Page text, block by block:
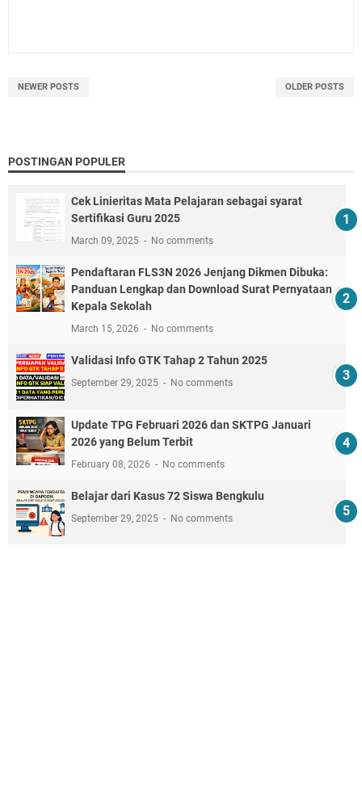
NEWER POSTS OLDER POSTS
POSTINGAN POPULER
Cek Linieritas Mata Pelajaran sebagai syarat
Sertifikasi Guru 2025
March 09, 2025 No comments
Pendaftaran FLS3N 2026 Jenjang Dikmen Dibuka:
Panduan Lengkap dan Download Surat Pernyataan
Kepala Sekolah
March 15, 2026 No comments
Validasi Info GTK Tahap 2 Tahun 2025
September 29, 2025 No comments
Update TPG Februari 2026 dan SKTPG Januari
2026 yang Belum Terbit
February 08, 2026 No comments
Belajar dari Kasus 72 Siswa Bengkulu
September 29, 2025 No comments